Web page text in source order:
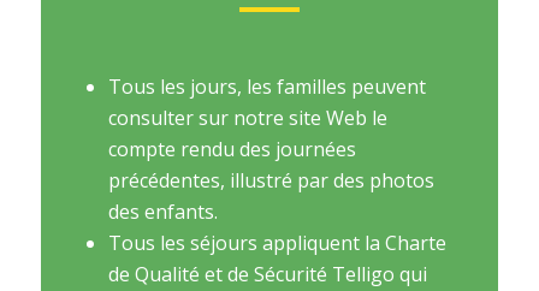
Tous les jours, les familles peuvent
consulter sur notre site Web le
compte rendu des journées
précédentes, illustré par des photos
des enfants.
Tous les séjours appliquent la Charte
de Qualité et de Sécurité Telligo qui